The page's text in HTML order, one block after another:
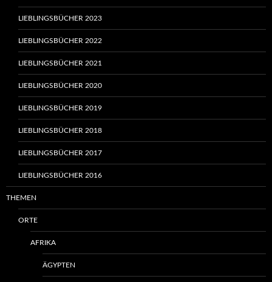
LIEBLINGSBÜCHER 2023
LIEBLINGSBÜCHER 2022
LIEBLINGSBÜCHER 2021
LIEBLINGSBÜCHER 2020
LIEBLINGSBÜCHER 2019
LIEBLINGSBÜCHER 2018
LIEBLINGSBÜCHER 2017
LIEBLINGSBÜCHER 2016
THEMEN
ORTE
AFRIKA
ÄGYPTEN